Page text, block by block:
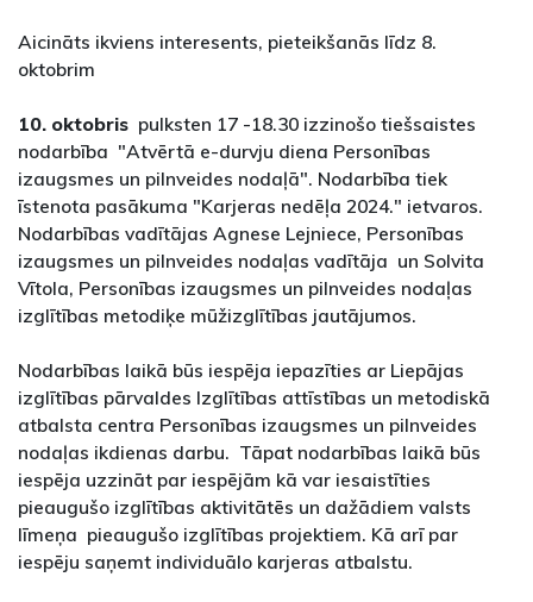
Aicināts ikviens interesents, pieteikšanās līdz 8.
oktobrim
10. oktobris pulksten 17 -18.30 izzinošo tiešsaistes
nodarbība "Atvērtā e-durvju diena Personības
izaugsmes un pilnveides nodaļā". Nodarbība tiek
īstenota pasākuma "Karjeras nedēļa 2024." ietvaros.
Nodarbības vadītājas Agnese Lejniece, Personības
izaugsmes un pilnveides nodaļas vadītāja un Solvita
Vītola, Personības izaugsmes un pilnveides nodaļas
izglītības metodiķe mūžizglītības jautājumos.
Nodarbības laikā būs iespēja iepazīties ar Liepājas
izglītības pārvaldes Izglītības attīstības un metodiskā
atbalsta centra Personības izaugsmes un pilnveides
nodaļas ikdienas darbu. Tāpat nodarbības laikā būs
iespēja uzzināt par iespējām kā var iesaistīties
pieaugušo izglītības aktivitātēs un dažādiem valsts
līmeņa pieaugušo izglītības projektiem. Kā arī par
iespēju saņemt individuālo karjeras atbalstu.